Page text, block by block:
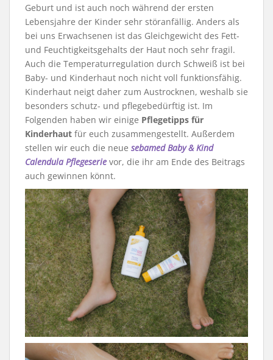
Geburt und ist auch noch während der ersten
Lebensjahre der Kinder sehr störanfällig. Anders als
bei uns Erwachsenen ist das Gleichgewicht des Fett-
und Feuchtigkeitsgehalts der Haut noch sehr fragil.
Auch die Temperaturregulation durch Schweiß ist bei
Baby- und Kinderhaut noch nicht voll funktionsfähig.
Kinderhaut neigt daher zum Austrocknen, weshalb sie
besonders schutz- und pflegebedürftig ist. Im
Folgenden haben wir einige Pflegetipps für
Kinderhaut für euch zusammengestellt. Außerdem
stellen wir euch die neue sebamed Baby & Kind
Calendula Pflegeserie vor, die ihr am Ende des Beitrags
auch gewinnen könnt.